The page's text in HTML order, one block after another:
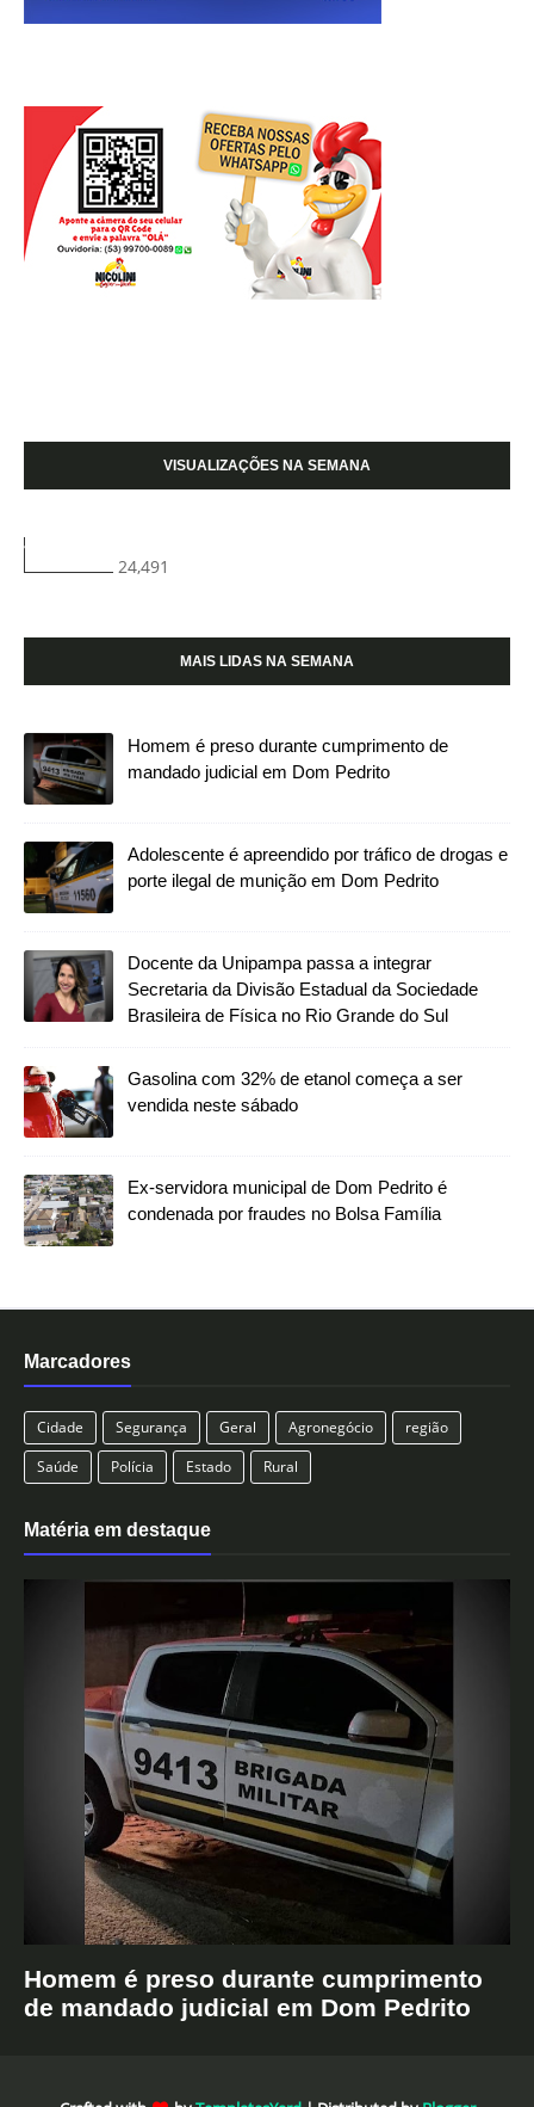
VISUALIZAÇÕES NA SEMANA
24,491
MAIS LIDAS NA SEMANA
Homem é preso durante cumprimento de
mandado judicial em Dom Pedrito
Adolescente é apreendido por tráfico de drogas e
porte ilegal de munição em Dom Pedrito
Docente da Unipampa passa a integrar
Secretaria da Divisão Estadual da Sociedade
Brasileira de Física no Rio Grande do Sul
Gasolina com 32% de etanol começa a ser
vendida neste sábado
Ex-servidora municipal de Dom Pedrito é
condenada por fraudes no Bolsa Família
Marcadores
Cidade Segurança Geral Agronegócio
região
Saúde
Polícia Estado Rural
Matéria em destaque
Homem é preso durante cumprimento
de mandado judicial em Dom Pedrito